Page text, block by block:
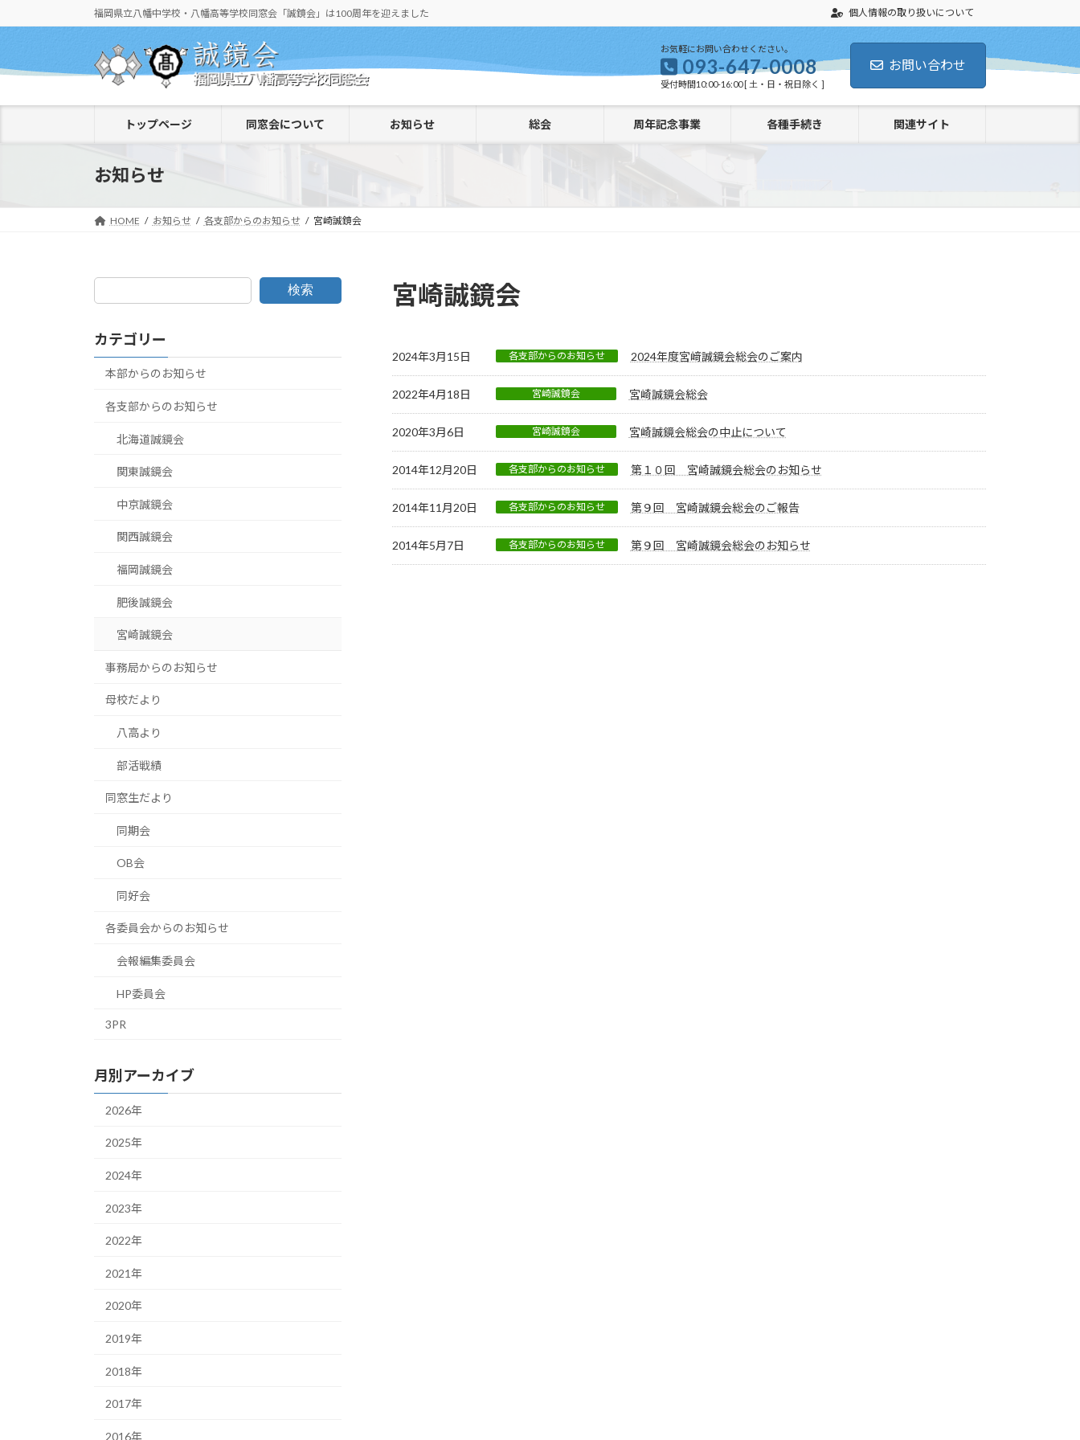
ン
ン
へ
ビ
ー
ョ
福岡県立八幡中学校・八幡高等学校同窓会「誠鏡会」は100周年を迎えました 個人情報の取り扱いについて
お気軽にお問い合わせください。
093-647-0008
受付時間10:00-16:00 [ 土・日・祝日除く ]
お問い合わせ
トップページ 同窓会について お知らせ 総会 周年記念事業 各種手続き 関連サイト
お知らせ
HOME お知らせ 各支部からのお知らせ 宮崎誠鏡会
宮崎誠鏡会
2024年3月15日 各支部からのお知らせ 2024年度宮﨑誠鏡会総会のご案内
2022年4月18日 宮崎誠鏡会 宮崎誠鏡会総会
2020年3月6日 宮崎誠鏡会 宮崎誠鏡会総会の中止について
2014年12月20日 各支部からのお知らせ 第１０回 宮崎誠鏡会総会のお知らせ
2014年11月20日 各支部からのお知らせ 第９回 宮崎誠鏡会総会のご報告
2014年5月7日 各支部からのお知らせ 第９回 宮崎誠鏡会総会のお知らせ
検索
カテゴリー
本部からのお知らせ
各支部からのお知らせ
北海道誠鏡会
関東誠鏡会
中京誠鏡会
関西誠鏡会
福岡誠鏡会
肥後誠鏡会
宮崎誠鏡会
事務局からのお知らせ
母校だより
八高より
部活戦績
同窓生だより
同期会
OB会
同好会
各委員会からのお知らせ
会報編集委員会
HP委員会
3PR
月別アーカイブ
2026年
2025年
2024年
2023年
2022年
2021年
2020年
2019年
2018年
2017年
2016年